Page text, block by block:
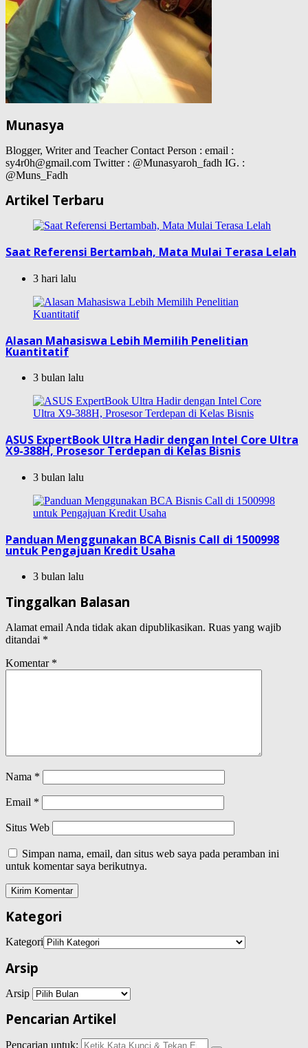
Munasya
Blogger, Writer and Teacher Contact Person : email :
sy4r0h@gmail.com Twitter : @Munasyaroh_fadh IG. :
@Muns_Fadh
Artikel Terbaru
Saat Referensi Bertambah, Mata Mulai Terasa Lelah
3 hari lalu
Alasan Mahasiswa Lebih Memilih Penelitian
Kuantitatif
3 bulan lalu
ASUS ExpertBook Ultra Hadir dengan Intel Core Ultra
X9-388H, Prosesor Terdepan di Kelas Bisnis
3 bulan lalu
Panduan Menggunakan BCA Bisnis Call di 1500998
untuk Pengajuan Kredit Usaha
3 bulan lalu
Tinggalkan Balasan
Alamat email Anda tidak akan dipublikasikan. Ruas yang wajib
ditandai *
Komentar *
Nama *
Email *
Situs Web
Simpan nama, email, dan situs web saya pada peramban ini
untuk komentar saya berikutnya.
Kategori
Kategori
Arsip
Arsip
Pencarian Artikel
Pencarian untuk: